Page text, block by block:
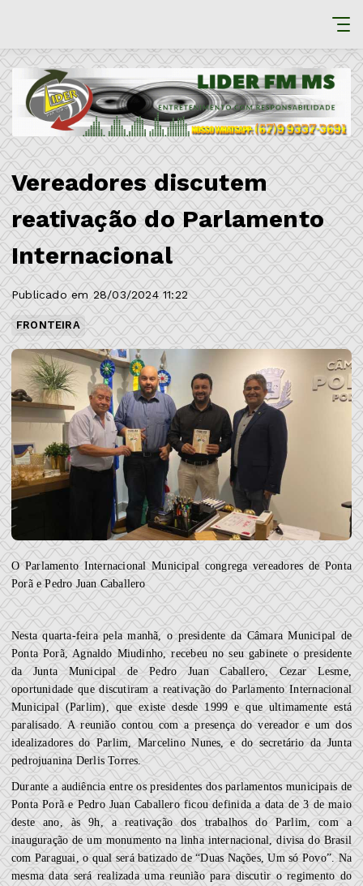
Vereadores discutem
reativação do Parlamento
Internacional
Publicado em 28/03/2024 11:22
FRONTEIRA
O Parlamento Internacional Municipal congrega vereadores de Ponta
Porã e Pedro Juan Caballero
Nesta quarta-feira pela manhã, o presidente da Câmara Municipal de
Ponta Porã, Agnaldo Miudinho, recebeu no seu gabinete o presidente
da Junta Municipal de Pedro Juan Caballero, Cezar Lesme,
oportunidade que discutiram a reativação do Parlamento Internacional
Municipal (Parlim), que existe desde 1999 e que ultimamente está
paralisado. A reunião contou com a presença do vereador e um dos
idealizadores do Parlim, Marcelino Nunes, e do secretário da Junta
pedrojuanina Derlis Torres.
Durante a audiência entre os presidentes dos parlamentos municipais de
Ponta Porã e Pedro Juan Caballero ficou definida a data de 3 de maio
deste ano, às 9h, a reativação dos trabalhos do Parlim, com a
inauguração de um monumento na linha internacional, divisa do Brasil
com Paraguai, o qual será batizado de “Duas Nações, Um só Povo”. Na
mesma data será realizada uma reunião para discutir o regimento do